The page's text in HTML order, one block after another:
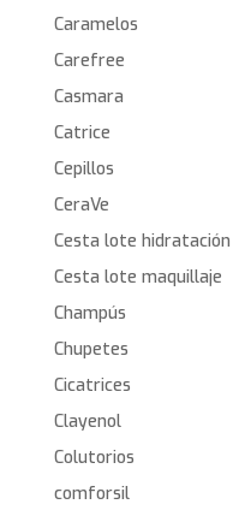
Caramelos
Carefree
Casmara
Catrice
Cepillos
CeraVe
Cesta lote hidratación
Cesta lote maquillaje
Champús
Chupetes
Cicatrices
Clayenol
Colutorios
comforsil